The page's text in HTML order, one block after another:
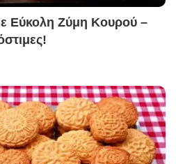
Εύκολη Ζύμη Κουρού –